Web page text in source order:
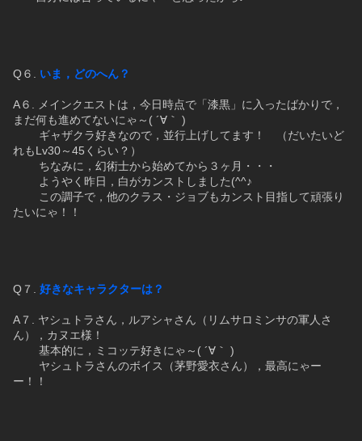
Q６. いま，どのへん？
A６. メインクエストは，今日時点で「漆黒」に入ったばかりで，
まだ何も進めてないにゃ～( ´∀｀ )
ギャザクラ好きなので，並行上げしてます！　（だいたいど
れもLv30～45くらい？）
ちなみに，幻術士から始めてから３ヶ月・・・
ようやく昨日，白がカンストしました(^^♪
この調子で，他のクラス・ジョブもカンスト目指して頑張り
たいにゃ！！
Q７. 好きなキャラクターは？
A７. ヤシュトラさん，ルアシャさん（リムサロミンサの軍人さ
ん），カヌエ様！
基本的に，ミコッテ好きにゃ～( ´∀｀ )
ヤシュトラさんのボイス（茅野愛衣さん），最高にゃー
ー！！